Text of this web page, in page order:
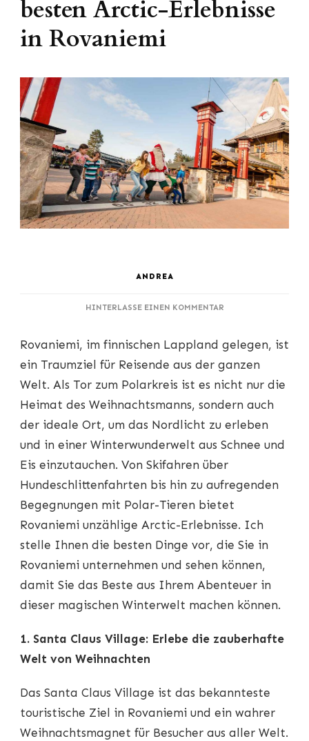
besten Arctic-Erlebnisse
in Rovaniemi
ANDREA
HINTERLASSE EINEN KOMMENTARZU
POLARKREIS:
BESTEN
ARCTIC-
ERLEBNISSE
IN
ROVANIEMI
Rovaniemi, im finnischen Lappland gelegen, ist
ein Traumziel für Reisende aus der ganzen
Welt. Als Tor zum Polarkreis ist es nicht nur die
Heimat des Weihnachtsmanns, sondern auch
der ideale Ort, um das Nordlicht zu erleben
und in einer Winterwunderwelt aus Schnee und
Eis einzutauchen. Von Skifahren über
Hundeschlittenfahrten bis hin zu aufregenden
Begegnungen mit Polar-Tieren bietet
Rovaniemi unzählige Arctic-Erlebnisse. Ich
stelle Ihnen die besten Dinge vor, die Sie in
Rovaniemi unternehmen und sehen können,
damit Sie das Beste aus Ihrem Abenteuer in
dieser magischen Winterwelt machen können.
1. Santa Claus Village: Erlebe die zauberhafte
Welt von Weihnachten
Das Santa Claus Village ist das bekannteste
touristische Ziel in Rovaniemi und ein wahrer
Weihnachtsmagnet für Besucher aus aller Welt.